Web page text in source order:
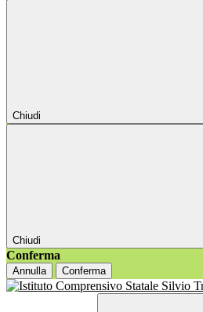
Chiudi
Chiudi
Conferma
Annulla Conferma